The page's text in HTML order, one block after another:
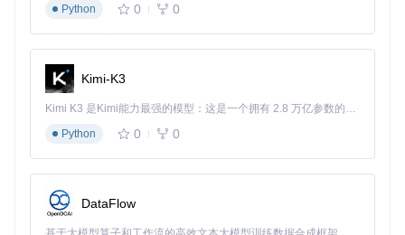
技术架构突破：Dify智能文档处理的核心能力
面对这些挑战，我们需要的不仅是另一个文档管理系统，而是
一个能够理解、处理和应用知识的智能平台。Dify通过创新的
Dify的文档处理流水线能够自动识别20+种文件格式，包括PD
F、DOCX、Markdown、HTML等。其OCR模块对扫描版文档
的识别准确率达98.7%，表格提取功能可保留复杂Excel的公式
Python
0 0
Kimi-K3
Kimi K3 是Kimi能力最强的模型：这是一个拥有 2.8 万亿参数的混合专家（MoE）模型，具备原生视觉理解能力，并支持 100 万 token 的上下文窗口。
Python
0 0
DataFlow